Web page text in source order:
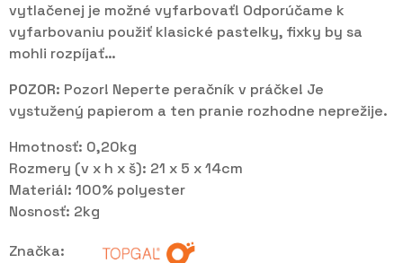
vytlačenej je možné vyfarbovať! Odporúčame k
vyfarbovaniu použiť klasické pastelky, fixky by sa
mohli rozpíjať…
POZOR: Pozor! Neperte peračník v práčke! Je
vystužený papierom a ten pranie rozhodne neprežije.
Hmotnosť: 0,20kg
Rozmery (v x h x š): 21 x 5 x 14cm
Materiál: 100% polyester
Nosnosť: 2kg
Značka: